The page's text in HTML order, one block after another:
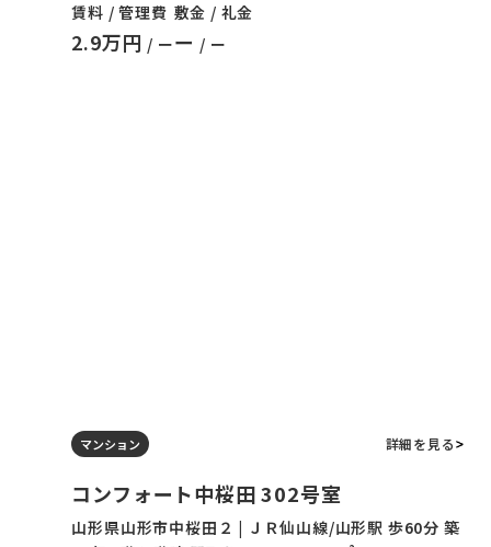
賃料 / 管理費
2.9万円 / ー
敷金 / 礼金
ー / ー
マンション 詳細を見る
コンフォート中桜田 302号室
山形県山形市中桜田２ | ＪＲ仙山線/山形駅 歩60分 築